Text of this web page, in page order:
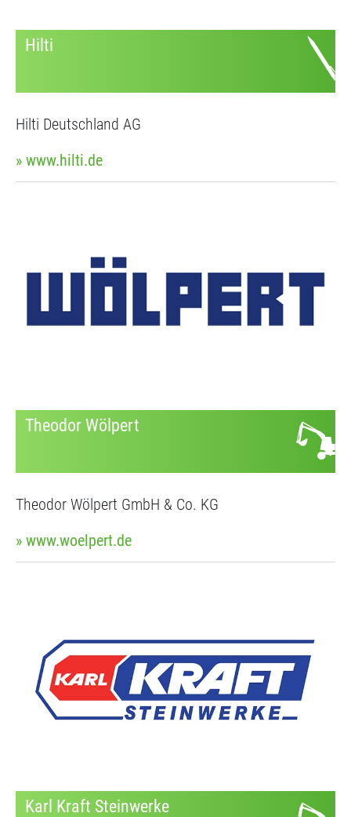
Hilti
Hilti Deutschland AG
» www.hilti.de
Theodor Wölpert
Theodor Wölpert GmbH & Co. KG
» www.woelpert.de
Karl Kraft Steinwerke